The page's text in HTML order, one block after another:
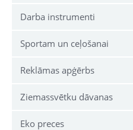
Darba instrumenti
Sportam un ceļošanai
Reklāmas apģērbs
Ziemassvētku dāvanas
Eko preces